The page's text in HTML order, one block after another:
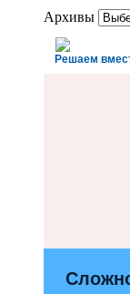
Архивы
Решаем